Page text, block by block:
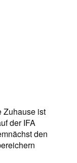
Zuhause ist
der IFA
den